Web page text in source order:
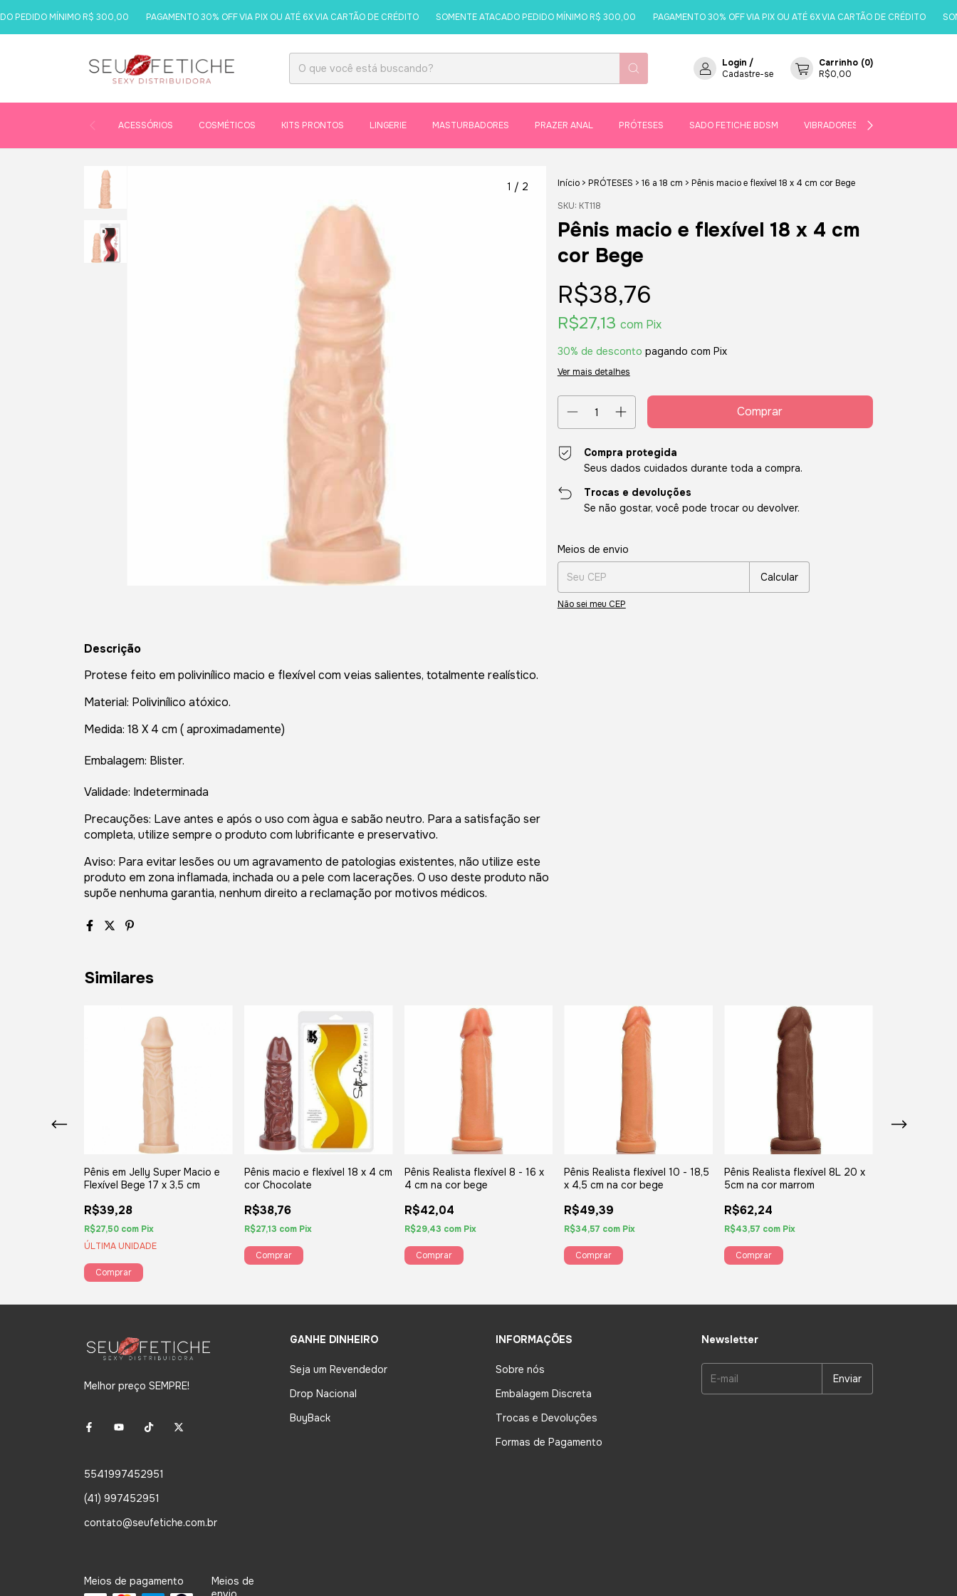
MÍNIMO R$ 300,00 PAGAMENTO 30% OFF VIA PIX OU ATÉ 6X VIA CARTÃO DE CRÉDITO SOMENTE ATACADO PEDIDO MÍNIMO R$ 300,00 PAGAMENTO 30% OFF VIA PIX OU ATÉ 6X VIA CARTÃO DE CRÉDITO
Login /
Cadastre-se
Carrinho (0)
R$0,00
ACESSÓRIOS COSMÉTICOS KITS PRONTOS LINGERIE MASTURBADORES PRAZER ANAL PRÓTESES SADO FETICHE BDSM VIBRADORES
1 / 2 Início > PRÓTESES > 16 a 18 cm > Pênis macio e flexível 18 x 4 cm cor Bege
SKU: KT118
Pênis macio e flexível 18 x 4 cm
cor Bege
R$38,76
R$27,13 com Pix
30% de desconto pagando com Pix
Ver mais detalhes
Compra protegida
Seus dados cuidados durante toda a compra.
Trocas e devoluções
Se não gostar, você pode trocar ou devolver.
Entregas para o CEP:
Meios de envio
Calcular
Não sei meu CEP
Descrição
Protese feito em polivinílico macio e flexível com veias salientes, totalmente realístico.
Material: Polivinílico atóxico.
Medida: 18 X 4 cm ( aproximadamente)
Embalagem: Blister.
Validade: Indeterminada
Precauções: Lave antes e após o uso com àgua e sabão neutro. Para a satisfação ser
completa, utilize sempre o produto com lubrificante e preservativo.
Aviso: Para evitar lesões ou um agravamento de patologias existentes, não utilize este
produto em zona inflamada, inchada ou a pele com lacerações. O uso deste produto não
supõe nenhuma garantia, nenhum direito a reclamação por motivos médicos.
Similares
Pênis em Jelly Super Macio e
Flexível Bege 17 x 3,5 cm
R$39,28
R$27,50 com Pix
ÚLTIMA UNIDADE
Pênis macio e flexível 18 x 4 cm
cor Chocolate
R$38,76
R$27,13 com Pix
Pênis Realista flexível 8 - 16 x
4 cm na cor bege
R$42,04
R$29,43 com Pix
Pênis Realista flexível 10 - 18,5
x 4,5 cm na cor bege
R$49,39
R$34,57 com Pix
Pênis Realista flexível 8L 20 x
5cm na cor marrom
R$62,24
R$43,57 com Pix
Melhor preço SEMPRE!
5541997452951
(41) 997452951
contato@seufetiche.com.br
GANHE DINHEIRO
Seja um Revendedor
Drop Nacional
BuyBack
INFORMAÇÕES
Sobre nós
Embalagem Discreta
Trocas e Devoluções
Formas de Pagamento
Newsletter
Meios de pagamento
Meios de